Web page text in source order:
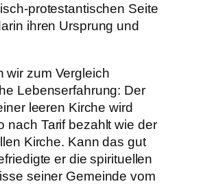
protestantischen Seite
ihren Ursprung und
wir zum Vergleich
Lebenserfahrung: Der
leeren Kirche wird
nach Tarif bezahlt wie der
Kirche. Kann das gut
er die spirituellen
seiner Gemeinde vom